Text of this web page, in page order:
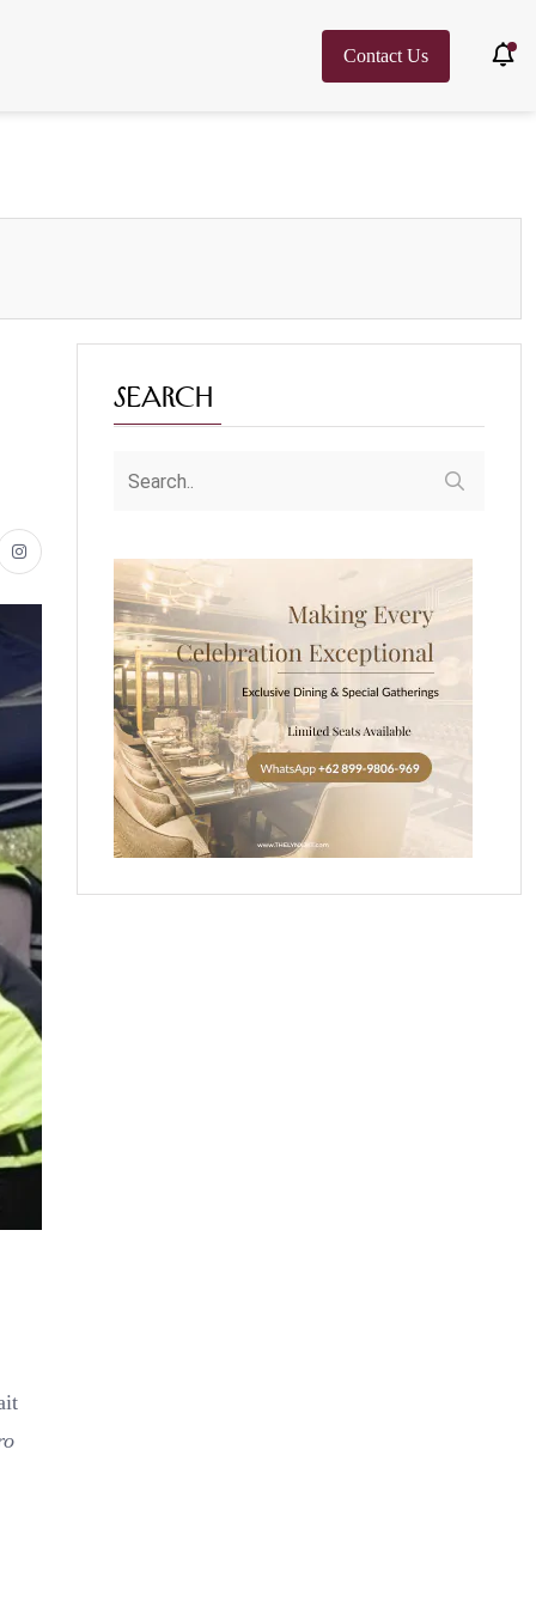
Contact Us
Search